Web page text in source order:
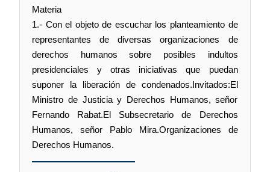
Materia
1.- Con el objeto de escuchar los planteamiento de
representantes de diversas organizaciones de
derechos humanos sobre posibles indultos
presidenciales y otras iniciativas que puedan
suponer la liberación de condenados.Invitados:El
Ministro de Justicia y Derechos Humanos, señor
Fernando Rabat.El Subsecretario de Derechos
Humanos, señor Pablo Mira.Organizaciones de
Derechos Humanos.